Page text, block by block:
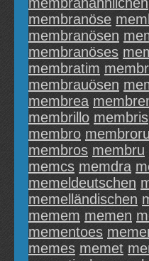
membranöse
membranösen
membranöses
membratim
membrauösen
membrea
membrillo membris
membro
membros membru
memcs memdra
memeldeutschen
memelländischen
memem memen
mementoes
memes memet